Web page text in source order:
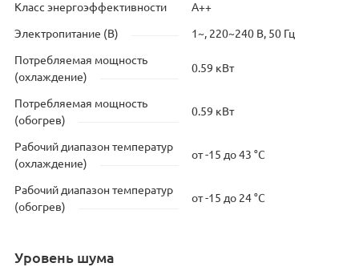
Класс энергоэффективности A++
Электропитание (В) 1~, 220~240 В, 50 Гц
Потребляемая мощность
(охлаждение)
0.59 кВт
Потребляемая мощность
(обогрев)
0.59 кВт
Рабочий диапазон температур
(охлаждение)
от -15 до 43 °C
Рабочий диапазон температур
(обогрев)
от -15 до 24 °C
Уровень шума